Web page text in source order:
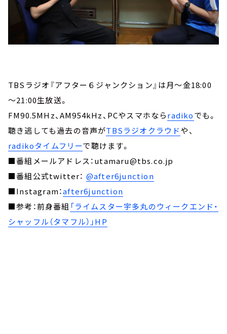
TBSラジオ『アフター６ジャンクション』は月～金18:00
～21:00生放送。
FM90.5MHz、AM954kHz、PCやスマホならradikoでも。
聴き逃しても過去の音声がTBSラジオクラウドや、
radikoタイムフリーで聴けます。
■番組メールアドレス：utamaru@tbs.co.jp
■番組公式twitter： @after6junction
■Instagram：after6junction
■参考：前身番組 「ライムスター宇多丸のウィークエンド・
シャッフル（タマフル）」HP